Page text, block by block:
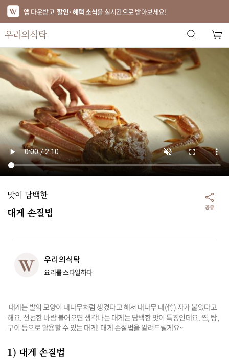
앱 다운받고 할인·혜택 소식을 실시간으로 받아보세요!
스토어 홈
에디터 추천
베스트
신상품
기획전
맛이 담백한
대게 손질법
우리의식탁
요리를 스타일하다
공유
해요. 선선한 바람 불어오면 생각나는 대게는 담백한 맛이 특징인데요. 찜, 탕,
구이 등으로 활용할 수 있는 대게! 대게 손질법을 알려드릴게요~
1) 대게 손질법